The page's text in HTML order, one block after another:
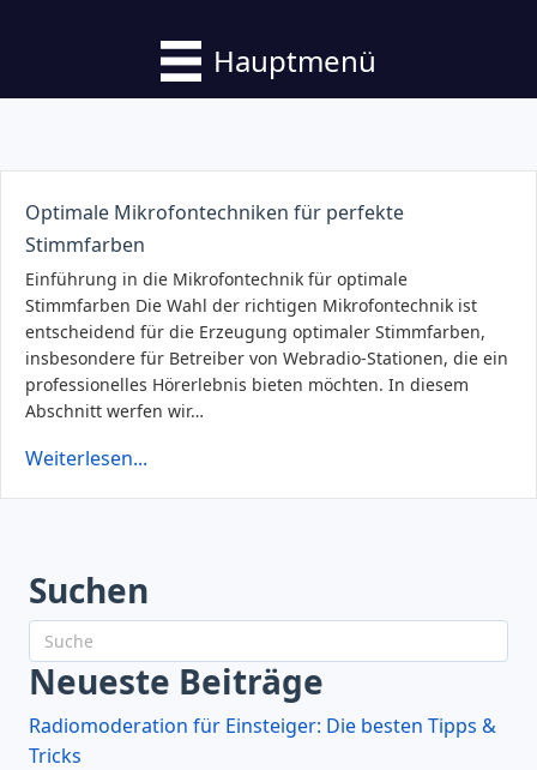
Hauptmenü
Optimale Mikrofontechniken für perfekte
Stimmfarben
Einführung in die Mikrofontechnik für optimale
Stimmfarben Die Wahl der richtigen Mikrofontechnik ist
entscheidend für die Erzeugung optimaler Stimmfarben,
insbesondere für Betreiber von Webradio-Stationen, die ein
professionelles Hörerlebnis bieten möchten. In diesem
Abschnitt werfen wir…
Weiterlesen...
Suchen
Neueste Beiträge
Radiomoderation für Einsteiger: Die besten Tipps &
Tricks